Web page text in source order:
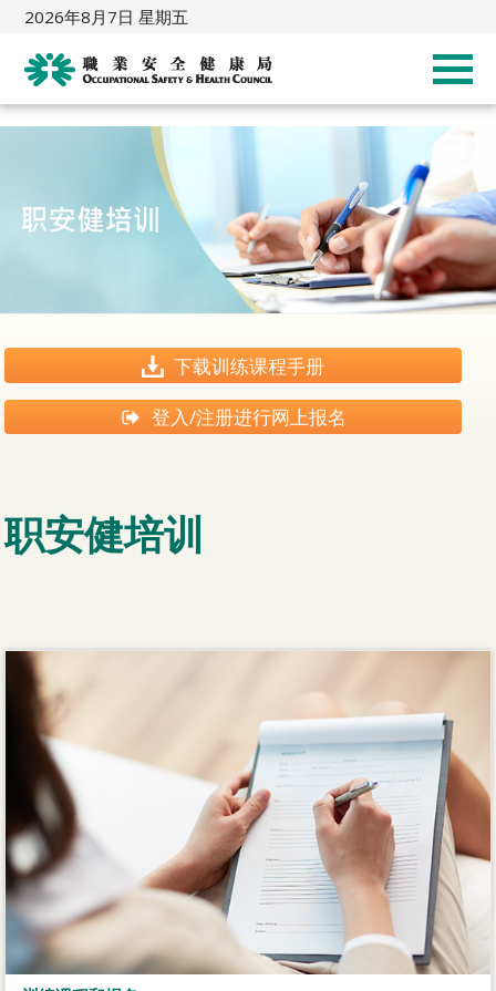
2026年8月7日 星期五
下载训练课程手册
登入/注册进行网上报名
职安健培训